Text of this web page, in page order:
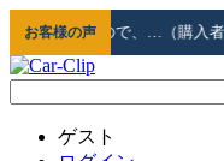
お客様の声
（購入者 さん）
ゲスト